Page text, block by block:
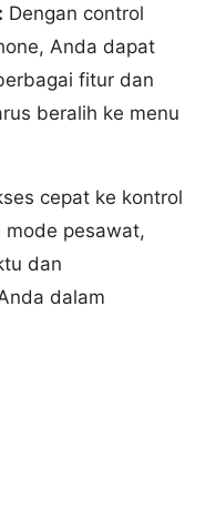
Dengan control
Anda dapat
fitur dan
beralih ke menu
cepat ke kontrol
mode pesawat,
dan
dalam